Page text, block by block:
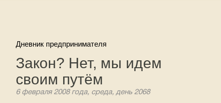
Дневник предпринимателя
Закон? Нет, мы идем
своим путём
6 февраля 2008 года, среда, день 2068